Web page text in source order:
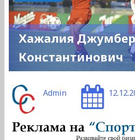
Хажалия Джумбер
Константинович
Admin